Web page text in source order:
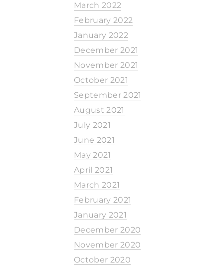
March 2022
February 2022
January 2022
December 2021
November 2021
October 2021
September 2021
August 2021
July 2021
June 2021
May 2021
April 2021
March 2021
February 2021
January 2021
December 2020
November 2020
October 2020